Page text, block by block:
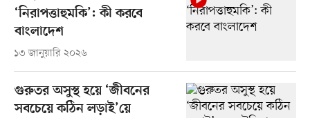
‘নিরাপত্তাহুমকি’: কী করবে
বাংলাদেশ
১৩ জানুয়ারি ২০২৬
গুরুতর অসুস্থ হয়ে ‘জীবনের
সবচেয়ে কঠিন লড়াই’য়ে